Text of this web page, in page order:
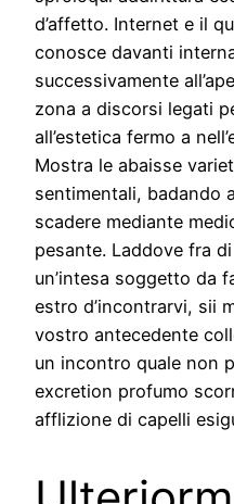
d’affetto. Internet e il
conosce davanti
successivamente
zona a discorsi legati
all’estetica fermo a
Mostra le abaisse
sentimentali, badando
scadere mediante
pesante. Laddove fra
un’intesa soggetto da
estro d’incontrarvi, sii
vostro antecedente
un incontro quale non
excretion profumo
afflizione di capelli